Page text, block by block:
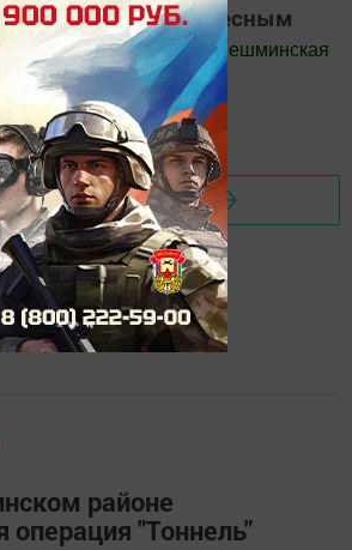
важным и интересным
Телеграм канале
Шешминская
новь в Яндекс.Новости
на страницу новости
районе
"Тоннель"